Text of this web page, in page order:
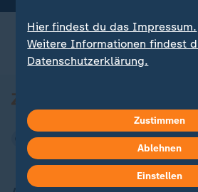
Hier findest du das Impressum.
Weitere Informationen findest
Datenschutzerklärung.
Zustimmen
Ablehnen
Einstellen